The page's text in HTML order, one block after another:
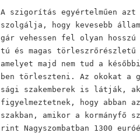
A szigorítás egyértelműen
szolgálja, hogy kevesebb
gár vehessen fel olyan
tú és magas
amelyet majd nem tud a
ben törleszteni. Az okokat a
sági szakemberek is látják,
figyelmeztetnek, hogy abban
szakban, amikor a kormányfő
rint Nagyszombatban 1300